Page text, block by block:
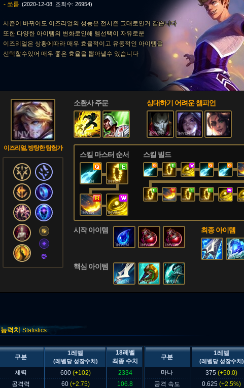
- 쏘름 (2020-12-08, 조회수: 26954)
시즌이 바뀌어도 이즈리얼의 성능은 전시즌 그대로인거 같습니다
또한 다양한 아이템의 변화로인해 템선택이 자유로운
이즈리얼은 상황에따라 매우 효율적이고 유동적인 아이템을
선택할수있어 매우 좋은 효율을 뽑아낼수 있습니다
이즈리얼, 방탕한 탐험가
소환사 주문 상대하기 어려운 챔피언
스킬 마스터 순서 스킬 빌드
시작 아이템
핵심 아이템
최종 아이템
능력치 Statistics
구분
1레벨
(레벨당 성장수치)
18레벨
최종 수치
구분
1레벨
(레벨당 성장수치)
체력
600 (+102) 2334 마나 375 (+50.0)
공격력
60 (+2.75) 106.8 공격 속도 0.625 (+2.5%)